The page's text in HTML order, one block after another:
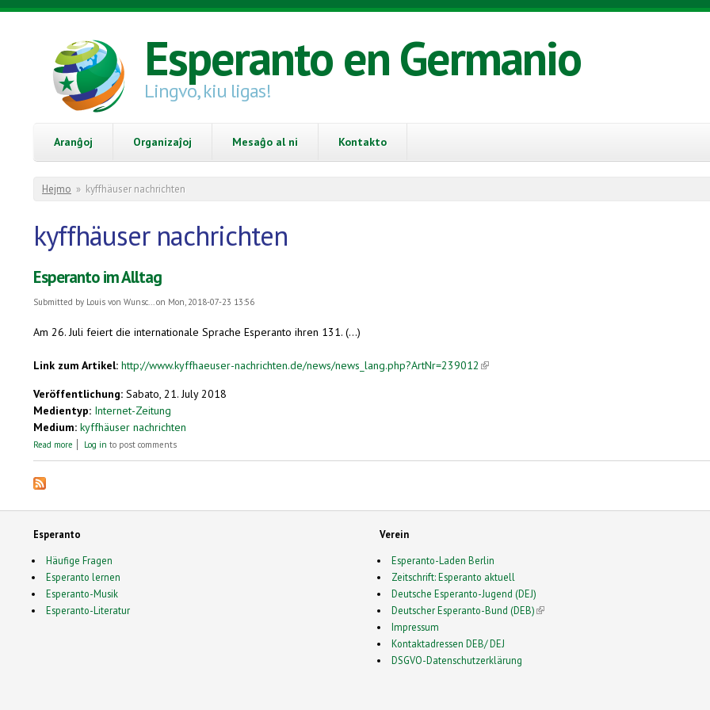
Skip to main content
Esperanto en Germanio
Lingvo, kiu ligas!
Aranĝoj Organizaĵoj Mesaĝo al ni Kontakto
You are here
Hejmo » kyffhäuser nachrichten
kyffhäuser nachrichten
Esperanto im Alltag
Submitted by Louis von Wunsc...on Mon, 2018-07-23 13:56
Am 26. Juli feiert die internationale Sprache Esperanto ihren 131. (...)
Link zum Artikel: http://www.kyffhaeuser-nachrichten.de/news/news_lang.php?ArtNr=239012 (link is external)
Veröffentlichung: Sabato, 21. July 2018
Medientyp: Internet-Zeitung
Medium: kyffhäuser nachrichten
Read more about Esperanto im Alltag
Log in to post comments
Esperanto
Häufige Fragen
Esperanto lernen
Esperanto-Musik
Esperanto-Literatur
Verein
Esperanto-Laden Berlin
Zeitschrift: Esperanto aktuell
Deutsche Esperanto-Jugend (DEJ)
Deutscher Esperanto-Bund (DEB)(link is external)
Impressum
Kontaktadressen DEB/ DEJ
DSGVO-Datenschutzerklärung